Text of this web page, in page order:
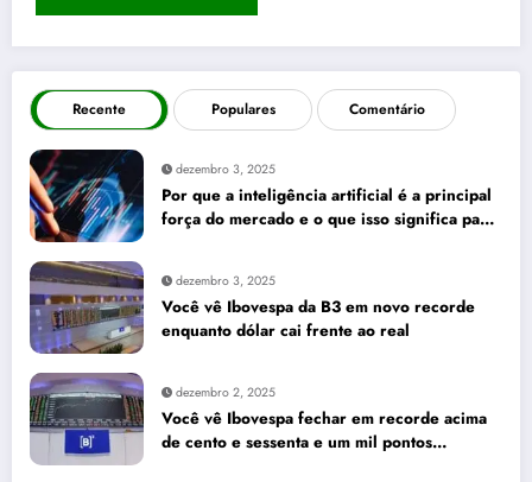
Recente Populares Comentário
dezembro 3, 2025
Por que a inteligência artificial é a principal
força do mercado e o que isso significa para
dezembro 3, 2025
Você vê Ibovespa da B3 em novo recorde
enquanto dólar cai frente ao real
dezembro 2, 2025
Você vê Ibovespa fechar em recorde acima
de cento e sessenta e um mil pontos